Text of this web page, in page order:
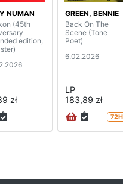
NUMAN
(45th
edition,
zł
GREEN, BENNIE
Back On The
Scene (Tone
Poet)
6.02.2026
LP
183,89 zł
72H